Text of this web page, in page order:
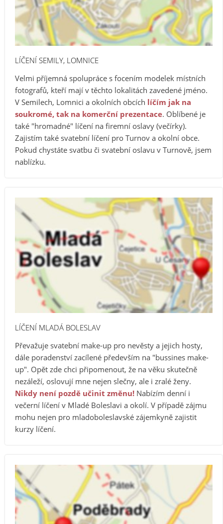
LÍČENÍ SEMILY, LOMNICE
Velmi příjemná spolupráce s focením modelek místních
fotografů, kteří mají v těchto lokalitách zavedené jméno.
V Semilech, Lomnici a okolních obcích líčím jak na
soukromé, tak na komerční prezentace. Oblíbené je
také "hromadné" líčení na firemní oslavy (večírky).
Zajistím také svatební líčení pro Turnov a okolní obce.
Pokud chystáte svatbu či svatební oslavu v Turnově, jsem
nablízku.
LÍČENÍ MLADÁ BOLESLAV
Převažuje svatební make-up pro nevěsty a jejich hosty,
dále poradenství zacílené především na "bussines make-
up". Opět zde chci připomenout, že na věku skutečně
nezáleží, oslovují mne nejen slečny, ale i zralé ženy.
Nikdy není pozdě učinit změnu! Nabízím denní i
večerní líčení v Mladé Boleslavi a okolí. V případě zájmu
mohu nejen pro mladoboleslavské zájemkyně zajistit
kurzy líčení.